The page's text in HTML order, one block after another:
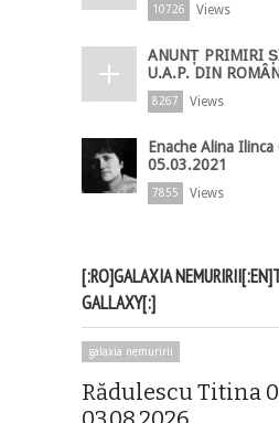
10726 Views
ANUNȚ PRIMIRI
U.A.P. DIN
8267 Views
Enache Alina
05.03.2021
7855 Views
[:RO]GALAXIA
GALLAXY[:]
galaxia nemuririi
Rădulescu Titina